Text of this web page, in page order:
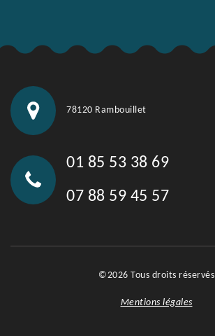
78120 Rambouillet
01 85 53 38 69
07 88 59 45 57
©2026 Tous droits réservés
Mentions légales